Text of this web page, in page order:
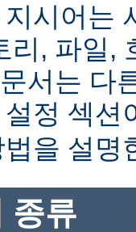
시어는
리, 파일,
서는 다
설정 섹션
을 설명
종류